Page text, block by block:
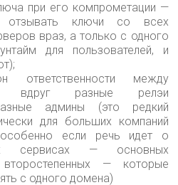
при его компрометации —
ключи со всех
враз, а только с одного
для пользователей, и
ответственности между
вдруг разные релэи
админы (это редкий
для больших компаний
если речь идет о
сервисах — основных
— которые
с одного домена)